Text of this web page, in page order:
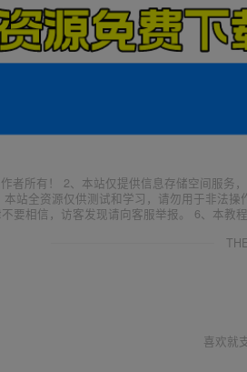
者所有！ 2、本站仅提供信息存储空间服
站全资源仅供测试和学习，请勿用于非法
要相信，访客发现请向客服举报。 6、本教
喜欢就